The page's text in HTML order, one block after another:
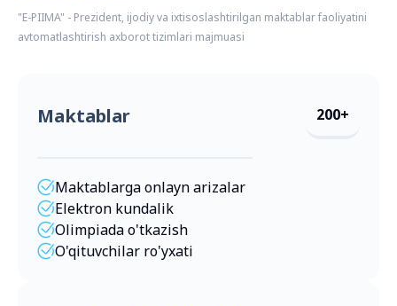
"E-PIIMA" - Prezident, ijodiy va ixtisoslashtirilgan maktablar faoliyatini
avtomatlashtirish axborot tizimlari majmuasi
Maktablar 200+
Maktablarga onlayn arizalar
Elektron kundalik
Olimpiada o'tkazish
O'qituvchilar ro'yxati